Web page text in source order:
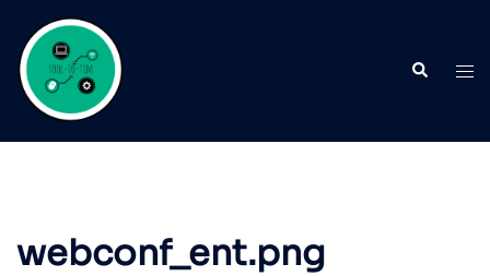
contenu
webconf_ent.png